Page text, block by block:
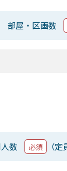
部屋・区画数
数 必須 （